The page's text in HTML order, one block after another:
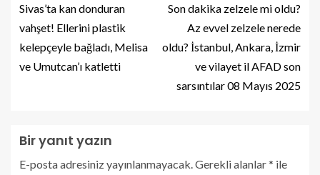
Sivas’ta kan donduran
vahşet! Ellerini plastik
kelepçeyle bağladı, Melisa
ve Umutcan’ı katletti
Son dakika zelzele mi oldu?
Az evvel zelzele nerede
oldu? İstanbul, Ankara, İzmir
ve vilayet il AFAD son
sarsıntılar 08 Mayıs 2025
Bir yanıt yazın
E-posta adresiniz yayınlanmayacak. Gerekli alanlar* ile